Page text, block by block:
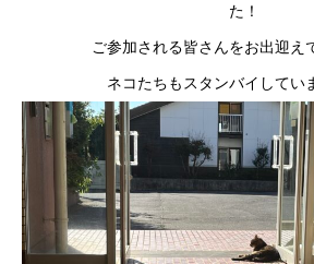
た！
ご参加される皆さんをお出迎え
ネコたちもスタンバイしてい